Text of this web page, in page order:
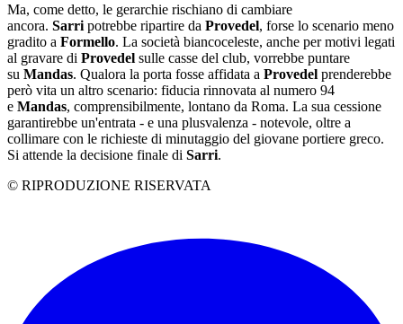
Ma, come detto, le gerarchie rischiano di cambiare
ancora. Sarri potrebbe ripartire da Provedel, forse lo scenario meno
gradito a Formello. La società biancoceleste, anche per motivi legati
al gravare di Provedel sulle casse del club, vorrebbe puntare
su Mandas. Qualora la porta fosse affidata a Provedel prenderebbe
però vita un altro scenario: fiducia rinnovata al numero 94
e Mandas, comprensibilmente, lontano da Roma. La sua cessione
garantirebbe un'entrata - e una plusvalenza - notevole, oltre a
collimare con le richieste di minutaggio del giovane portiere greco.
Si attende la decisione finale di Sarri.
© RIPRODUZIONE RISERVATA